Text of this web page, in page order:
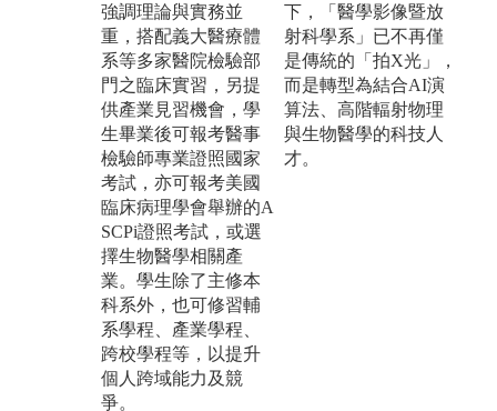
強調理論與實務並
重，搭配義大醫療體
系等多家醫院檢驗部
門之臨床實習，另提
供產業見習機會，學
生畢業後可報考醫事
檢驗師專業證照國家
考試，亦可報考美國
臨床病理學會舉辦的A
SCPi證照考試，或選
擇生物醫學相關產
業。學生除了主修本
科系外，也可修習輔
系學程、產業學程、
跨校學程等，以提升
個人跨域能力及競
爭。
下，「醫學影像暨放
射科學系」已不再僅
是傳統的「拍X光」，
而是轉型為結合AI演
算法、高階輻射物理
與生物醫學的科技人
才。